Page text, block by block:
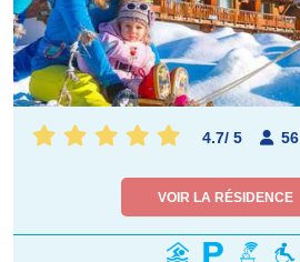
4.7/ 5 56
VOIR LA RÉSIDENCE